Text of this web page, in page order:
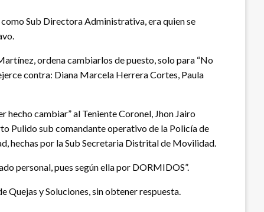
Sub Directora Administrativa, era quien se
ordena cambiarlos de puesto, solo para “No
contra: Diana Marcela Herrera Cortes, Paula
cambiar” al Teniente Coronel, Jhon Jairo
Pulido sub comandante operativo de la Policía de
hechas por la Sub Secretaria Distrital de Movilidad.
personal, pues según ella por DORMIDOS”.
Quejas y Soluciones, sin obtener respuesta.